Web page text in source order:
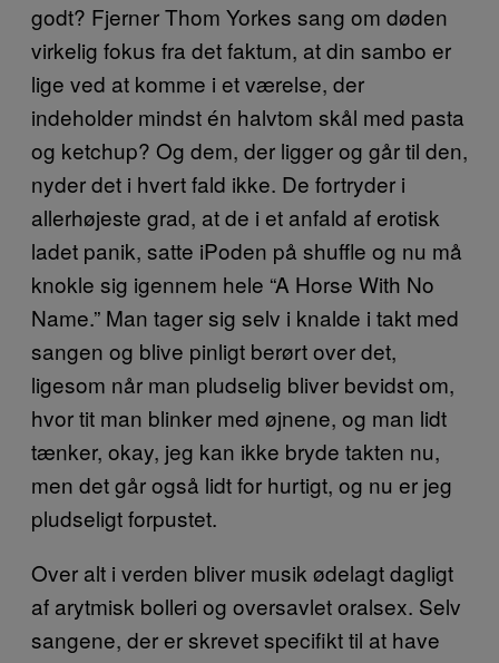
godt? Fjerner Thom Yorkes sang om døden
virkelig fokus fra det faktum, at din sambo er
lige ved at komme i et værelse, der
indeholder mindst én halvtom skål med pasta
og ketchup? Og dem, der ligger og går til den,
nyder det i hvert fald ikke. De fortryder i
allerhøjeste grad, at de i et anfald af erotisk
ladet panik, satte iPoden på shuffle og nu må
knokle sig igennem hele “A Horse With No
Name.” Man tager sig selv i knalde i takt med
sangen og blive pinligt berørt over det,
ligesom når man pludselig bliver bevidst om,
hvor tit man blinker med øjnene, og man lidt
tænker, okay, jeg kan ikke bryde takten nu,
men det går også lidt for hurtigt, og nu er jeg
pludseligt forpustet.
Over alt i verden bliver musik ødelagt dagligt
af arytmisk bolleri og oversavlet oralsex. Selv
sangene, der er skrevet specifikt til at have